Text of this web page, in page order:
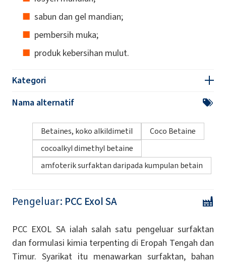
sabun dan gel mandian;
pembersih muka;
produk kebersihan mulut.
Kategori
Nama alternatif
Betaines, koko alkildimetil
Coco Betaine
cocoalkyl dimethyl betaine
amfoterik surfaktan daripada kumpulan betain
Pengeluar: PCC Exol SA
PCC EXOL SA ialah salah satu pengeluar surfaktan
dan formulasi kimia terpenting di Eropah Tengah dan
Timur. Syarikat itu menawarkan surfaktan, bahan